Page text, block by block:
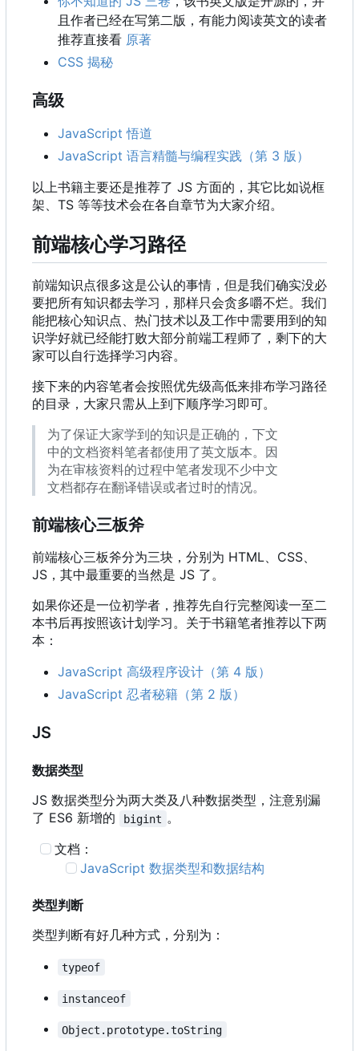
且作者已经在写第二版，有能力阅读英文的读者
推荐直接看 原著
CSS 揭秘
高级
JavaScript 悟道
JavaScript 语言精髓与编程实践（第 3 版）
以上书籍主要还是推荐了 JS 方面的 ， 其它比如说框
架、TS 等等技术会在各自章节为大家介绍。
前端核心学习路径
前端知识点很多这是公认的事情，但是我们确实没必
要把所有知识都去学习，那样只会贪多嚼不烂。我们
能把核心知识点、热门技术以及工作中需要用到的知
识学好就已经能打败大部分前端工程师了，剩下的大
家可以自行选择学习内容。
接下来的内容笔者会按照优先级高低来排布学习路径
的目录，大家只需从上到下顺序学习即可。
为了保证大家学到的知识是正确的，下文
中的文档资料笔者都使用了英文版本。因
为在审核资料的过程中笔者发现不少中文
文档都存在翻译错误或者过时的情况。
前端核心三板斧
前端核心三板斧分为三块，分别为 HTML、CSS、
JS ， 其中最重要的当然是 JS 了。
如果你还是一位初学者，推荐先自行完整阅读一至二
本书后再按照该计划学习。关于书籍笔者推荐以下两
本：
JavaScript 高级程序设计（第 4 版）
JavaScript 忍者秘籍（第 2 版）
JS
数据类型
JS 数据类型分为两大类及八种数据类型，注意别漏
了 ES6 新增的
bigint 。
文档：
JavaScript 数据类型和数据结构
类型判断
类型判断有好几种方式，分别为：
typeof
instanceof
Object.prototype.toString